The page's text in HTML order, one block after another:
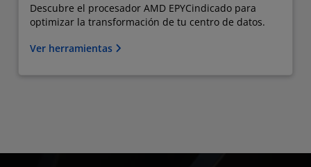
Descubre el procesador AMD EPYC​indicado para
optimizar la transformación de tu centro de datos.
Ver herramientas